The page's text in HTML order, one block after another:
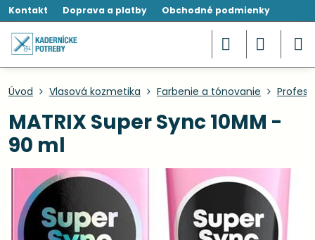
Kontakt Doprava a platby Obchodné podmienky
Úvod Vlasová kozmetika Farbenie a tónovanie
MATRIX Super Sync 10MM -
90 ml